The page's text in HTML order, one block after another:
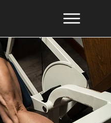
Online
Resultaten
Tools
Artikelen